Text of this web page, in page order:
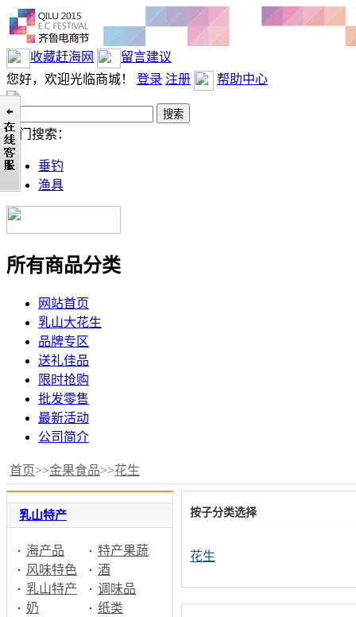
收藏赶海网
留言建议
您好，欢迎光临商城！ 登录 注册 帮助中心
热门搜索：
垂钓
渔具
所有商品分类
网站首页
乳山大花生
品牌专区
送礼佳品
限时抢购
批发零售
最新活动
公司简介
首页>>金果食品>>花生
乳山特产
海产品
特产果蔬
风味特色
酒
乳山特产
调味品
奶
纸类
按子分类选择
花生